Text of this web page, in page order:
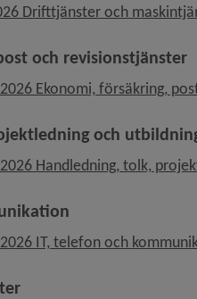
Drifttjänster och
och revisionstjänster
Ekonomi, försäkring,
och
Handledning, tolk,
IT, telefon och